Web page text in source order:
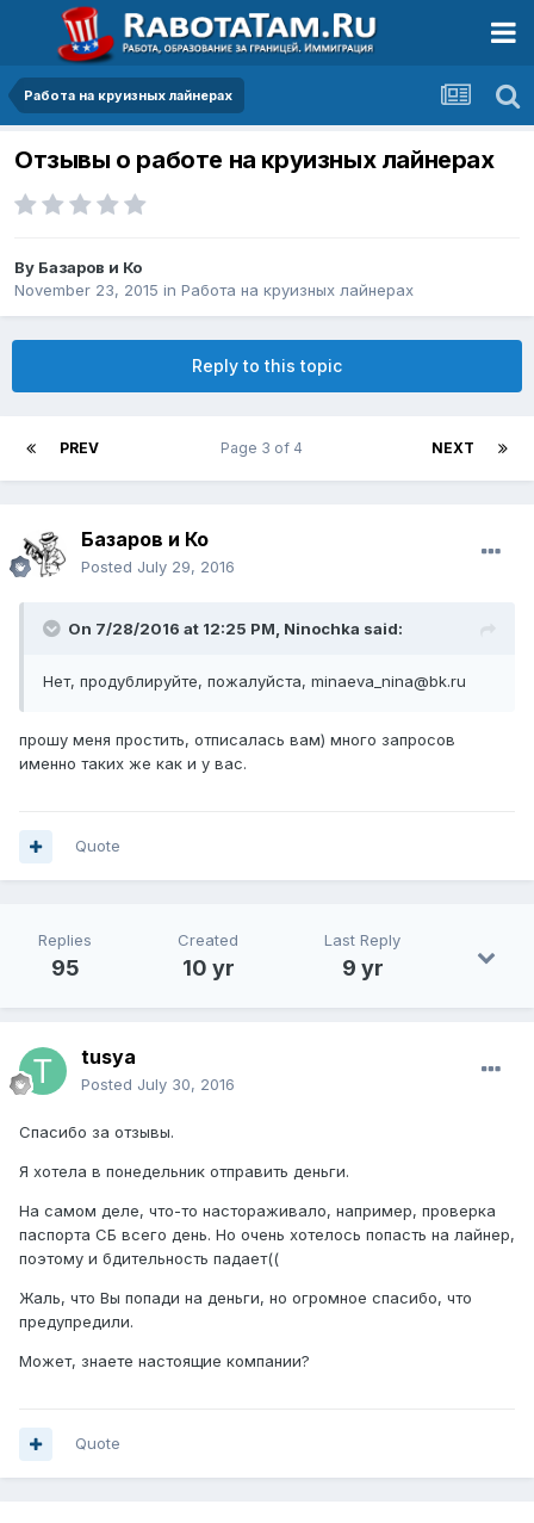
Работа на круизных лайнерах
Отзывы о работе на круизных лайнерах
By Базаров и Ко
November 23, 2015 in Работа на круизных лайнерах
Reply to this topic
PREV NEXT
Page 3 of 4
Базаров и Ко
Posted July 29, 2016
On 7/28/2016 at 12:25 PM, Ninochka said:
Нет, продублируйте, пожалуйста, minaeva_nina@bk.ru
прошу меня простить, отписалась вам) много запросов
именно таких же как и у вас.
Quote
Replies
95
Created
10 yr
Last Reply
9 yr
tusya
Posted July 30, 2016
Спасибо за отзывы.
Я хотела в понедельник отправить деньги.
На самом деле, что-то настораживало, например, проверка
паспорта СБ всего день. Но очень хотелось попасть на лайнер,
поэтому и бдительность падает((
Жаль, что Вы попади на деньги, но огромное спасибо, что
предупредили.
Может, знаете настоящие компании?
Quote